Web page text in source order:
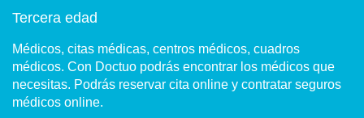
Tercera edad
Médicos, citas médicas, centros médicos, cuadros
médicos. Con Doctuo podrás encontrar los médicos que
necesitas. Podrás reservar cita online y contratar seguros
médicos online.